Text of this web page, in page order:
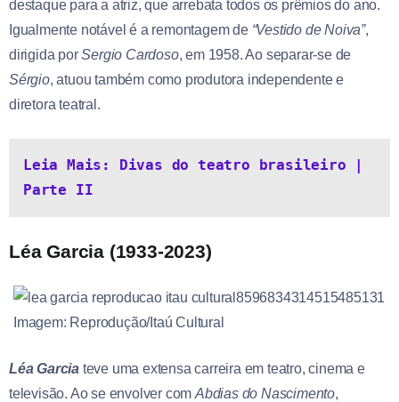
destaque para a atriz, que arrebata todos os prêmios do ano.
Igualmente notável é a remontagem de“Vestido de Noiva”,
dirigida porSergio Cardoso, em 1958. Ao separar-se de
Sérgio, atuou também como produtora independente e
diretora teatral.
Leia Mais: Divas do teatro brasileiro |
Parte II
Léa Garcia (1933-2023)
Imagem: Reprodução/Itaú Cultural
Léa Garcia teve uma extensa carreira em teatro, cinema e
televisão. Ao se envolver comAbdias do Nascimento,